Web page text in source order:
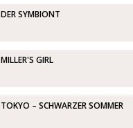
DER SYMBIONT
MILLER'S GIRL
TOKYO – SCHWARZER SOMMER